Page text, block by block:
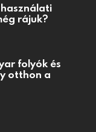
rájuk?
folyók és
otthon a